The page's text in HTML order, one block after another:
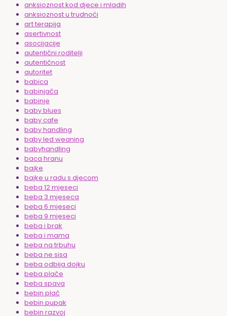
anksioznost kod djece i mladih
anksioznost u trudnoći
art terapija
asertivnost
asocijacije
autentični roditelji
autentičnost
autoritet
babica
babinjača
babinje
baby blues
baby cafe
baby handling
baby led weaning
babyhandling
baca hranu
bajke
bajke u radu s djecom
beba 12 mjeseci
beba 3 mjeseca
beba 6 mjeseci
beba 9 mjeseci
beba i brak
beba i mama
beba na trbuhu
beba ne sisa
beba odbija dojku
beba plače
beba spava
bebin plač
bebin pupak
bebin razvoj